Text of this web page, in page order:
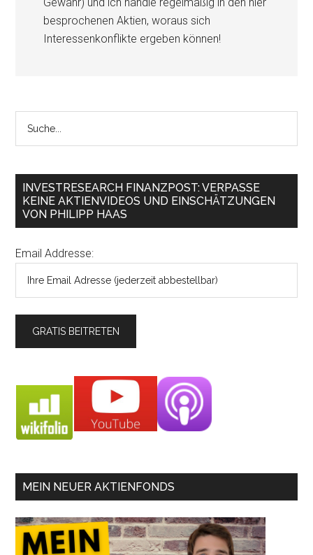
besprochenen Aktien, woraus sich
Interessenkonflikte ergeben können!
INVESTRESEARCH FINANZPOST: VERPASSE
KEINE AKTIENVIDEOS UND EINSCHÄTZUNGEN
VON PHILIPP HAAS
Email Addresse:
MEIN NEUER AKTIENFONDS